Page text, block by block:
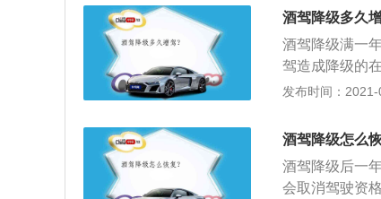
汽车）、C2（
（轮式自行机
全挂\/半挂车。
酒驾降级多久
酒驾降级满一
驾造成降级的
驾；重大交通
大型货车、小
格三年以上，
增加牵引车准
上，或者取得
发布时间：
酒驾降级怎么
酒驾降级后一
会取消驾驶资